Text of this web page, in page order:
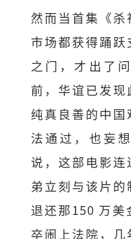
然而当首集《杀
市场都获得踊
之门，才出了
前，华谊已发
纯真良善的中国
法通过，也妄
说，这部电影连
弟立刻与该片
退还那150 万美
卒闹上法院，